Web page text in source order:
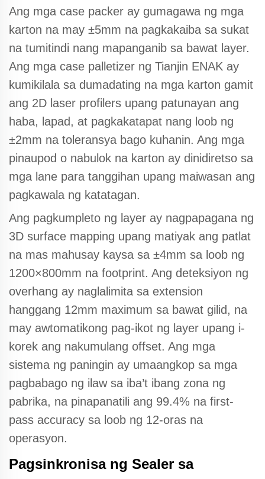
Ang mga case packer ay gumagawa ng mga
karton na may ±5mm na pagkakaiba sa sukat
na tumitindi nang mapanganib sa bawat layer.
Ang mga case palletizer ng Tianjin ENAK ay
kumikilala sa dumadating na mga karton gamit
ang 2D laser profilers upang patunayan ang
haba, lapad, at pagkakatapat nang loob ng
±2mm na toleransya bago kuhanin. Ang mga
pinaupod o nabulok na karton ay dinidiretso sa
mga lane para tanggihan upang maiwasan ang
pagkawala ng katatagan.
Ang pagkumpleto ng layer ay nagpapagana ng
3D surface mapping upang matiyak ang patlat
na mas mahusay kaysa sa ±4mm sa loob ng
1200×800mm na footprint. Ang deteksiyon ng
overhang ay naglalimita sa extension
hanggang 12mm maximum sa bawat gilid, na
may awtomatikong pag-ikot ng layer upang i-
korek ang nakumulang offset. Ang mga
sistema ng paningin ay umaangkop sa mga
pagbabago ng ilaw sa iba’t ibang zona ng
pabrika, na pinapanatili ang 99.4% na first-
pass accuracy sa loob ng 12-oras na
operasyon.
Pagsinkronisa ng Sealer sa